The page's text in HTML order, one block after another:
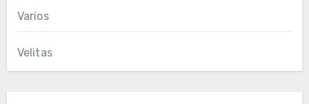
Varios
Velitas